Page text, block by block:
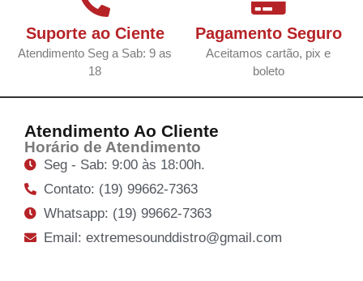
Suporte ao Ciente
Atendimento Seg a Sab: 9 as
18
Pagamento Seguro
Aceitamos cartão, pix e
boleto
Atendimento Ao Cliente
Horário de Atendimento
Seg - Sab: 9:00 às 18:00h.
Contato: (19) 99662-7363
Whatsapp: (19) 99662-7363
Email: extremesounddistro@gmail.com